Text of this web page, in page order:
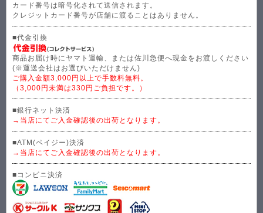
カード番号は暗号化されて送信されます。
クレジットカード番号が店舗に渡ることはありません。
■代金引換
商品お届け時にヤマト運輸、または佐川急便へ現金をお渡しください
(※運送会社はお選びいただけません)
ご購入金額3,000円以上で手数料無料。
（3,000円未満は330円ご負担です。）
■銀行ネット決済
→当店にてご入金確認後の出荷となります。
■ATM(ペイジー)決済
→当店にてご入金確認後の出荷となります。
■コンビニ決済